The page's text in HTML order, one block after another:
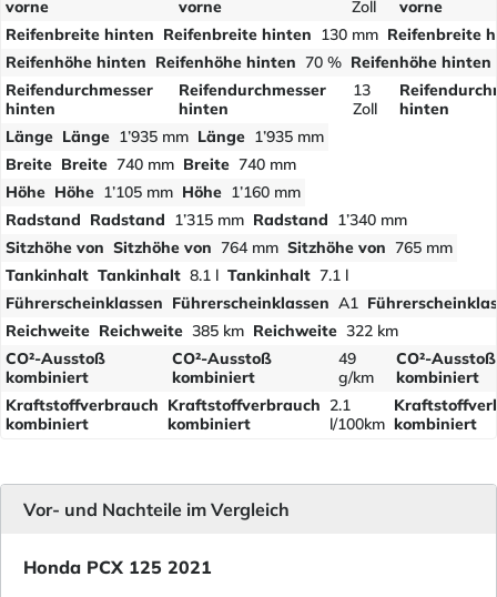
vorne
vorne
Zoll
vorne
Reifenbreite hinten Reifenbreite hinten 130 mm Reifenbreite
Reifenhöhe hinten Reifenhöhe hinten 70 % Reifenhöhe hinten
Reifendurchmesser
hinten
Reifendurchmesser
hinten
13
Zoll
hinten
Länge Länge 1’935 mm Länge 1’935 mm
Breite Breite 740 mm Breite 740 mm
Höhe Höhe 1’105 mm Höhe 1’160 mm
Radstand Radstand 1’315 mm Radstand
1’340 mm
Sitzhöhe von Sitzhöhe von 764 mm Sitzhöhe von 765 mm
Tankinhalt Tankinhalt 8.1 l Tankinhalt 7.1 l
Führerscheinklassen Führerscheinklassen A1
Reichweite Reichweite 385 km Reichweite 322 km
CO²-Ausstoß
kombiniert
CO²-Ausstoß
kombiniert
49
g/km
CO²-Ausstoß
kombiniert
Kraftstoffverbrauch
kombiniert
Kraftstoffverbrauch
kombiniert
2.1
l/100km kombiniert
Vor- und Nachteile im Vergleich
Honda PCX 125 2021